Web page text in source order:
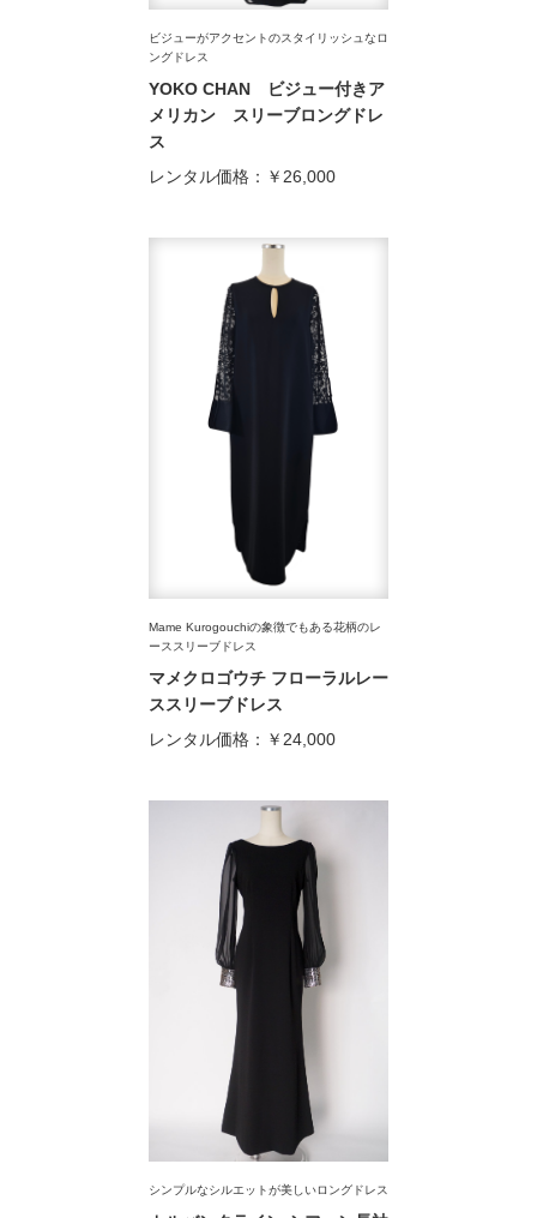
ビジューがアクセントのスタイリッシュなロ
ングドレス
YOKO CHAN ビジュー付きア
メリカン スリーブロングドレ
ス
レンタル価格： ￥26,000
Mame Kurogouchiの象徴でもある花柄のレ
ーススリーブドレス
マメクロゴウチ フローラルレー
ススリーブドレス
レンタル価格： ￥24,000
シンプルなシルエットが美しいロングドレス